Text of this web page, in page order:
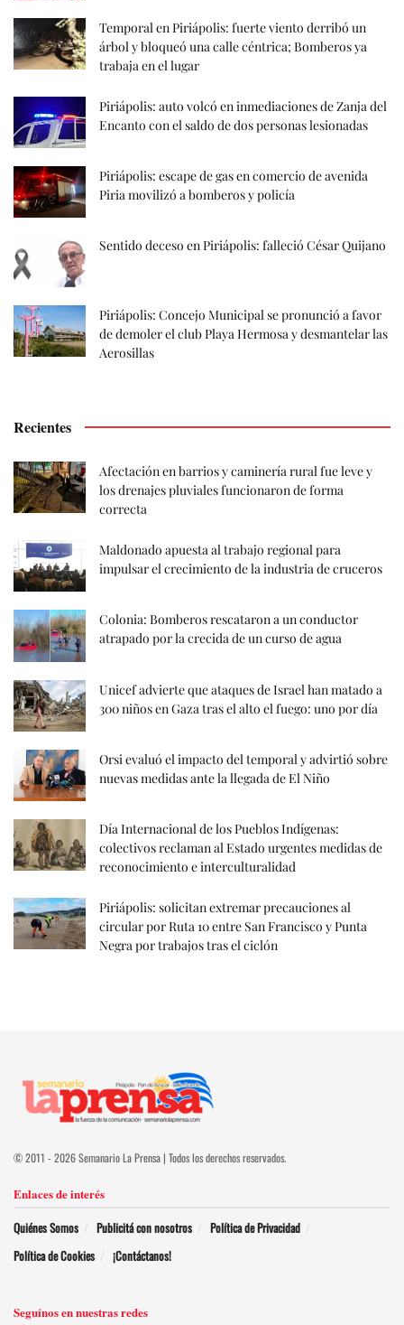
Temporal en Piriápolis: fuerte viento derribó un
árbol y bloqueó una calle céntrica; Bomberos ya
trabaja en el lugar
Piriápolis: auto volcó en inmediaciones de Zanja del
Encanto con el saldo de dos personas lesionadas
Piriápolis: escape de gas en comercio de avenida
Piria movilizó a bomberos y policía
Sentido deceso en Piriápolis: falleció César Quijano
Piriápolis: Concejo Municipal se pronunció a favor
de demoler el club Playa Hermosa y desmantelar las
Aerosillas
Recientes
Afectación en barrios y caminería rural fue leve y
los drenajes pluviales funcionaron de forma
correcta
Maldonado apuesta al trabajo regional para
impulsar el crecimiento de la industria de cruceros
Colonia: Bomberos rescataron a un conductor
atrapado por la crecida de un curso de agua
Unicef advierte que ataques de Israel han matado a
300 niños en Gaza tras el alto el fuego: uno por día
Orsi evaluó el impacto del temporal y advirtió sobre
nuevas medidas ante la llegada de El Niño
Día Internacional de los Pueblos Indígenas:
colectivos reclaman al Estado urgentes medidas de
reconocimiento e interculturalidad
Piriápolis: solicitan extremar precauciones al
circular por Ruta 10 entre San Francisco y Punta
Negra por trabajos tras el ciclón
© 2011 - 2026 Semanario La Prensa | Todos los derechos reservados.
Enlaces de interés
Quiénes Somos Publicitá con nosotros
Política de Privacidad
Política de Cookies
¡Contáctanos!
Seguínos en nuestras redes